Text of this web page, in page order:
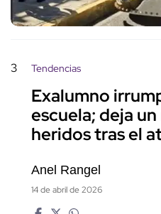
3 Tendencias
Exalumno
escuela; deja
heridos tras el
Anel Rangel
14 de abril de 2026